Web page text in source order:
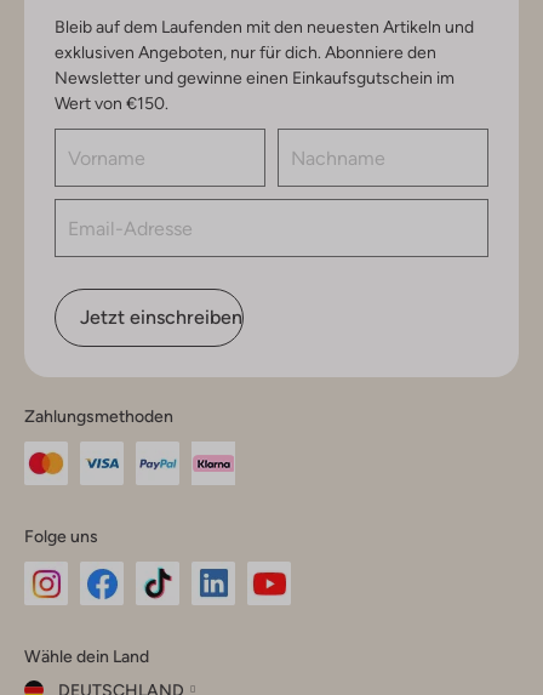
Bleib auf dem Laufenden mit den neuesten Artikeln und
exklusiven Angeboten, nur für dich. Abonniere den
Newsletter und gewinne einen Einkaufsgutschein im
Wert von €150.
Jetzt einschreiben
Zahlungsmethoden
Folge uns
Instagram
Facebook
TikTok
Wähle dein Land
DEUTSCHLAND